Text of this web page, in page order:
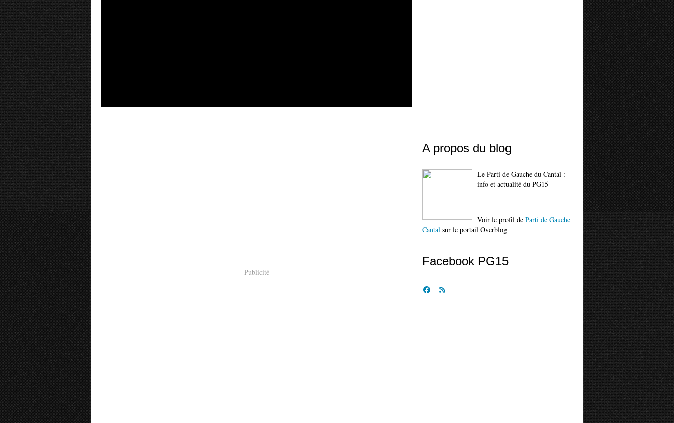
Publicité
A propos du blog
Le Parti de Gauche du Cantal :
info et actualité du PG15
Voir le profil de Parti de Gauche
Cantal sur le portail Overblog
Facebook PG15